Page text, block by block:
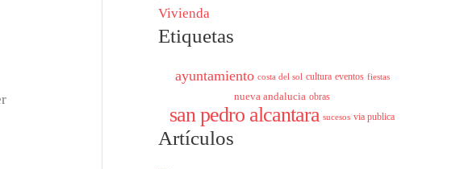
Vivienda
Etiquetas
ayuntamiento costa del sol cultura eventos fiestas
nueva andalucia obras
san pedro alcantara sucesos via publica
Artículos